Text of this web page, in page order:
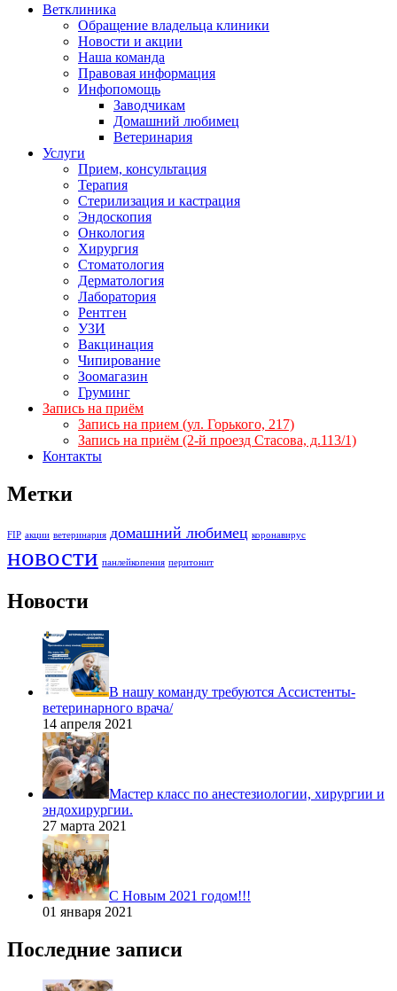
Ветклиника
Обращение владельца клиники
Новости и акции
Наша команда
Правовая информация
Инфопомощь
Заводчикам
Домашний любимец
Ветеринария
Услуги
Прием, консультация
Терапия
Стерилизация и кастрация
Эндоскопия
Онкология
Хирургия
Стоматология
Дерматология
Лаборатория
Рентген
УЗИ
Вакцинация
Чипирование
Зоомагазин
Груминг
Запись на приём
Запись на прием (ул. Горького, 217)
Запись на приём (2-й проезд Стасова, д.113/1)
Контакты
Метки
FIP акции ветеринария домашний любимец коронавирус
новости панлейкопения перитонит
Новости
В нашу команду требуются Ассистенты-
ветеринарного врача/
14 апреля 2021
Мастер класс по анестезиологии, хирургии и
эндохирургии.
27 марта 2021
С Новым 2021 годом!!!
01 января 2021
Последние записи